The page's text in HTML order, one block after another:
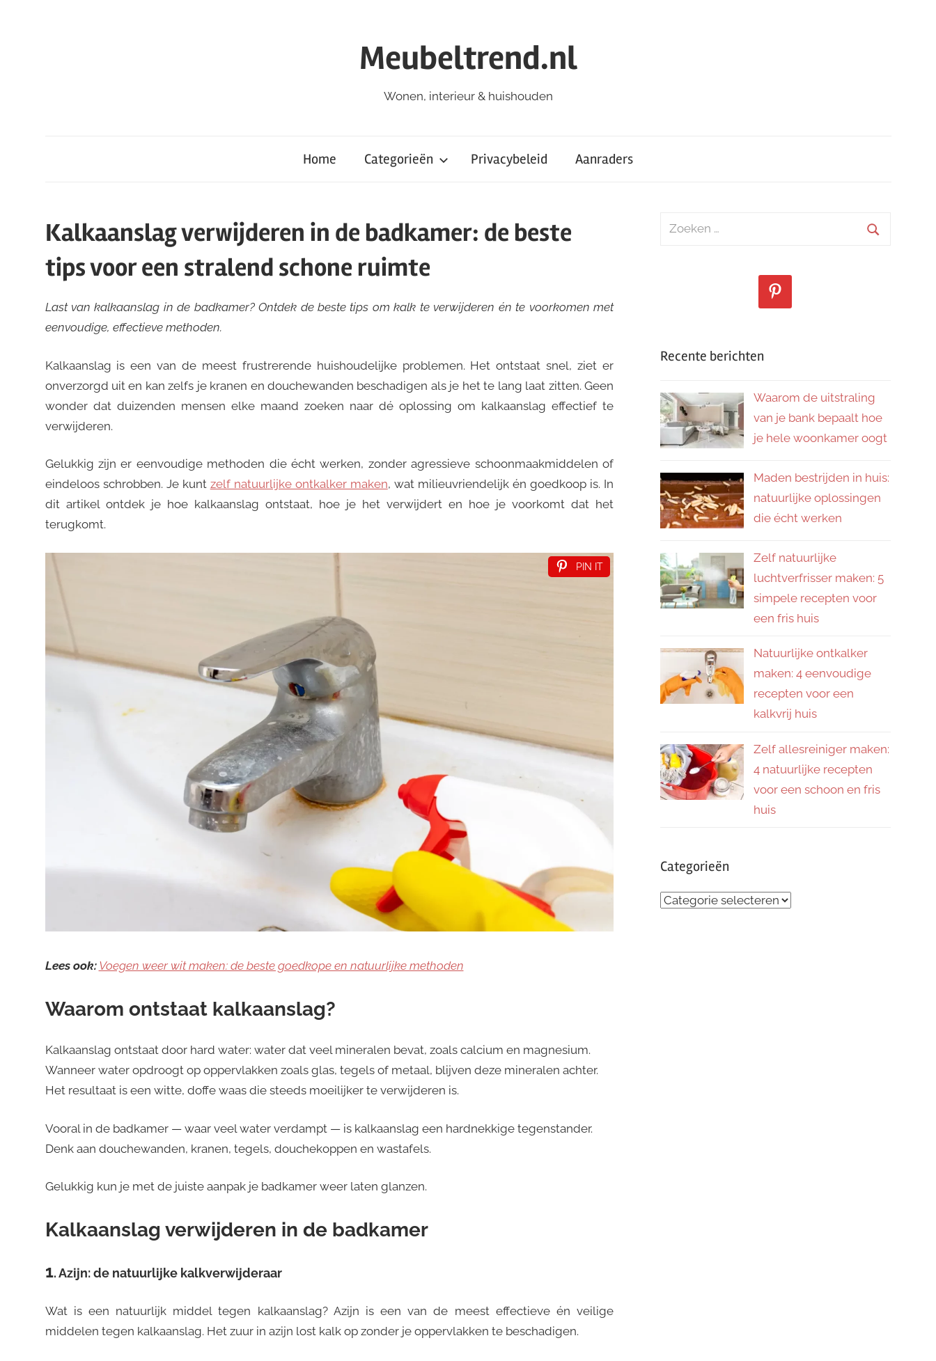
Meubeltrend.nl
Wonen, interieur & huishouden
Home Categorieën Privacybeleid Aanraders
Kalkaanslag verwijderen in de badkamer: de beste
tips voor een stralend schone ruimte
Last van kalkaanslag in de badkamer? Ontdek de beste tips om kalk te verwijderen én te voorkomen met
eenvoudige, effectieve methoden.
Kalkaanslag is een van de meest frustrerende huishoudelijke problemen. Het ontstaat snel, ziet er
onverzorgd uit en kan zelfs je kranen en douchewanden beschadigen als je het te lang laat zitten. Geen
wonder dat duizenden mensen elke maand zoeken naar dé oplossing om kalkaanslag effectief te
verwijderen.
Gelukkig zijn er eenvoudige methoden die écht werken, zonder agressieve schoonmaakmiddelen of
eindeloos schrobben. Je kunt zelf natuurlijke ontkalker maken, wat milieuvriendelijk én goedkoop is. In
dit artikel ontdek je hoe kalkaanslag ontstaat, hoe je het verwijdert en hoe je voorkomt dat het
terugkomt.
PIN IT
Lees ook: Voegen weer wit maken: de beste goedkope en natuurlijke methoden
Waarom ontstaat kalkaanslag?
Kalkaanslag ontstaat door hard water: water dat veel mineralen bevat, zoals calcium en magnesium.
Wanneer water opdroogt op oppervlakken zoals glas, tegels of metaal, blijven deze mineralen achter.
Het resultaat is een witte, doffe waas die steeds moeilijker te verwijderen is.
Vooral in de badkamer — waar veel water verdampt — is kalkaanslag een hardnekkige tegenstander.
Denk aan douchewanden, kranen, tegels, douchekoppen en wastafels.
Gelukkig kun je met de juiste aanpak je badkamer weer laten glanzen.
Kalkaanslag verwijderen in de badkamer
1. Azijn: de natuurlijke kalkverwijderaar
Wat is een natuurlijk middel tegen kalkaanslag? Azijn is een van de meest effectieve én veilige
middelen tegen kalkaanslag. Het zuur in azijn lost kalk op zonder je oppervlakken te beschadigen.
Zoeken
Recente berichten
Waarom de uitstraling
van je bank bepaalt hoe
je hele woonkamer oogt
Maden bestrijden in huis:
natuurlijke oplossingen
die écht werken
Zelf natuurlijke
luchtverfrisser maken: 5
simpele recepten voor
een fris huis
Natuurlijke ontkalker
maken: 4 eenvoudige
recepten voor een
kalkvrij huis
Zelf allesreiniger maken:
4 natuurlijke recepten
voor een schoon en fris
huis
Categorieën
Categorieën